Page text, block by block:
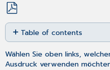
Save
as
PDF
Table of contents
No
headers
Wählen Sie oben links,
Ausdruck verwenden